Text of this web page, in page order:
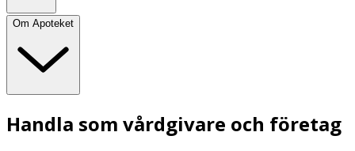
Om Apoteket
Handla som vårdgivare och företag